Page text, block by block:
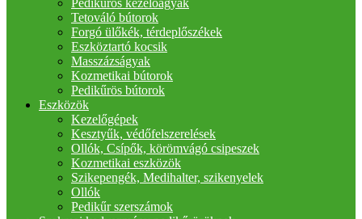
Pedikűrös kezelőágyak
Tetováló bútorok
Forgó ülőkék, térdeplőszékek
Eszköztartó kocsik
Masszázságyak
Kozmetikai bútorok
Pedikűrös bútorok
Eszközök
Kezelőgépek
Kesztyűk, védőfelszerelések
Ollók, Csípők, körömvágó csipeszek
Kozmetikai eszközök
Szikepengék, Medihalter, szikenyelek
Ollók
Pedikűr szerszámok